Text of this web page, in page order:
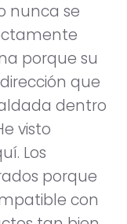
nunca se
porque su
que
dentro
visto
Los
porque
con